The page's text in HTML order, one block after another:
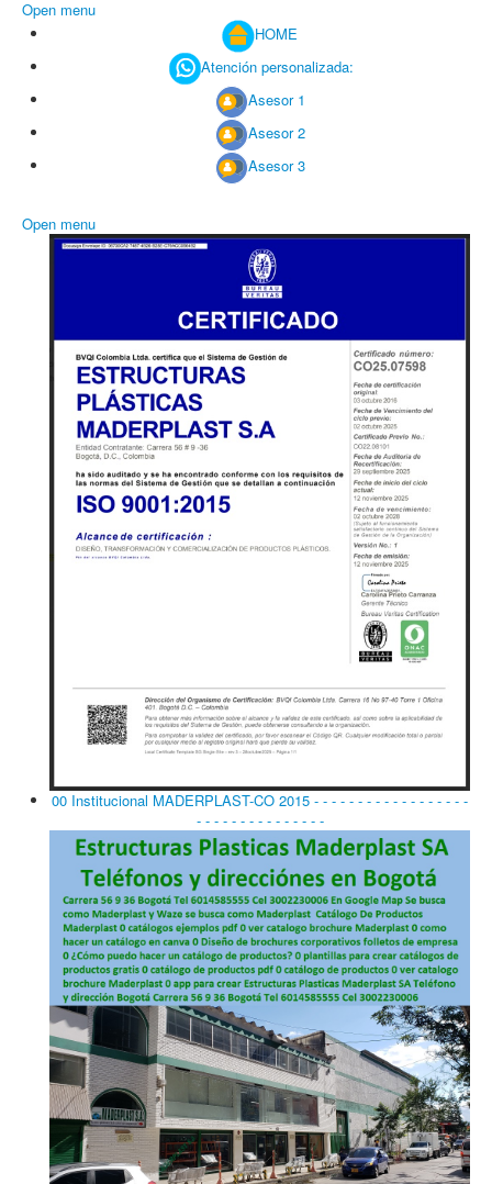
Open menu
HOME
Atención personalizada:
Asesor 1
Asesor 2
Asesor 3
Open menu
00 Institucional MADERPLAST-CO 2015 - - - - - - - - - - - - - - - - - -
- - - - - - - - - - - - - - -